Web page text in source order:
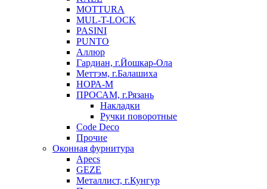
MOTTURA
MUL-T-LOCK
PASINI
PUNTO
Аллюр
Гардиан, г.Йошкар-Ола
Меттэм, г.Балашиха
НОРА-М
ПРОСАМ, г.Рязань
Накладки
Ручки поворотные
Code Deco
Прочие
Оконная фурнитура
Apecs
GEZE
Металлист, г.Кунгур